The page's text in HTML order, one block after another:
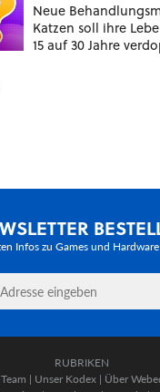
Neue
Katzen soll ihre
15 auf 30 Jahre
Infos zu Games und
RUBRIKEN
| Unser Kodex | Über